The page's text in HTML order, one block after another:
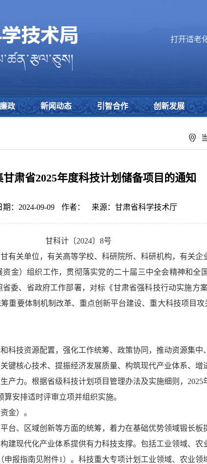
打开适老
政 新闻动态 引智合作 创新发展
甘肃省2025年度科技计划储备项目的通知
期：2024-09-09 作者： 来源：甘肃省科学技术厅
甘科计〔2024〕8号
有关单位，有关高等学校、科研院所、科研机构，有关企
金）组织工作，贯彻落实党的二十届三中全会精神和全
委、省政府工作部署，对标《甘肃省强科技行动实施方
重要体制机制改革、重点创新平台建设、重大科技项目攻
科技资源配置，强化工作统筹、政策协同，推动资源集
键核心技术、提振经济发展质量、构筑现代产业体系、
产力。根据省级科技计划项目管理办法及实施细则，
安排适时评审立项并组织实施。
金）。
台、区域创新等方面的统筹，着力在基础优势领域锻长
建现代化产业体系提供有力科技支撑。包括工业领域、
报指南见附件1）。科技重大专项计划工业领域、农业